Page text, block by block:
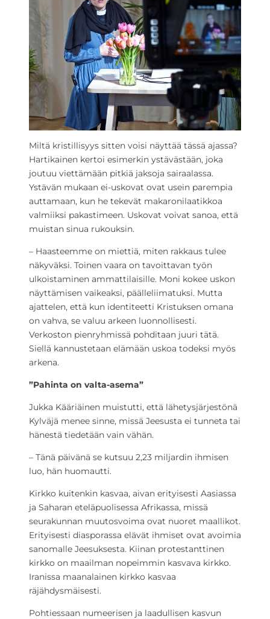
Miltä kristillisyys sitten voisi näyttää tässä ajassa?
Hartikainen kertoi esimerkin ystävästään, joka
joutuu viettämään pitkiä jaksoja sairaalassa.
Ystävän mukaan ei-uskovat ovat usein parempia
auttamaan, kun he tekevät makaronilaatikkoa
valmiiksi pakastimeen. Uskovat voivat sanoa, että
muistan sinua rukouksin.
– Haasteemme on miettiä, miten rakkaus tulee
näkyväksi. Toinen vaara on tavoittavan työn
ulkoistaminen ammattilaisille. Moni kokee uskon
näyttämisen vaikeaksi, päälleliimatuksi. Mutta
ajattelen, että kun identiteetti Kristuksen omana
on vahva, se valuu arkeen luonnollisesti.
Verkoston pienryhmissä pohditaan juuri tätä.
Siellä kannustetaan elämään uskoa todeksi myös
arkena.
”Pahinta on valta-asema”
Jukka Kääriäinen muistutti, että lähetysjärjestönä
Kylväjä menee sinne, missä Jeesusta ei tunneta tai
hänestä tiedetään vain vähän.
– Tänä päivänä se kutsuu 2,23 miljardin ihmisen
luo, hän huomautti.
Kirkko kuitenkin kasvaa, aivan erityisesti Aasiassa
ja Saharan eteläpuolisessa Afrikassa, missä
seurakunnan muutosvoima ovat nuoret maallikot.
Erityisesti diasporassa elävät ihmiset ovat avoimia
sanomalle Jeesuksesta. Kiinan protestanttinen
kirkko on maailman nopeimmin kasvava kirkko.
Iranissa maanalainen kirkko kasvaa
räjähdysmäisesti.
Pohtiessaan numeerisen ja laadullisen kasvun